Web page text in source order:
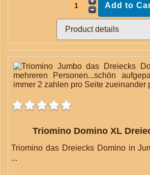
Product details
Triomino Domino XL
Triomino das Dreiecks Domino in
...